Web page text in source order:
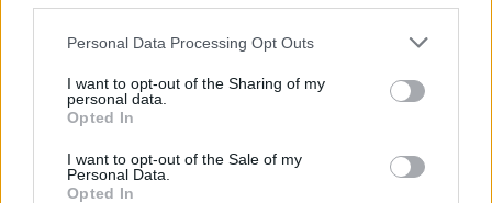
Personal Data Processing Opt Outs
I want to opt-out of the Sharing of my
personal data.
Opted In
I want to opt-out of the Sale of my
Personal Data.
Opted In
tűzoltókra is szükség volt a
műtőben
Székely Sport
Szuperliga negyedik